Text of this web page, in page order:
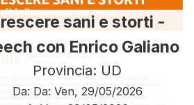
sani e storti -
con Enrico Galiano
Provincia: UD
Da: Da: Ven, 29/05/2026